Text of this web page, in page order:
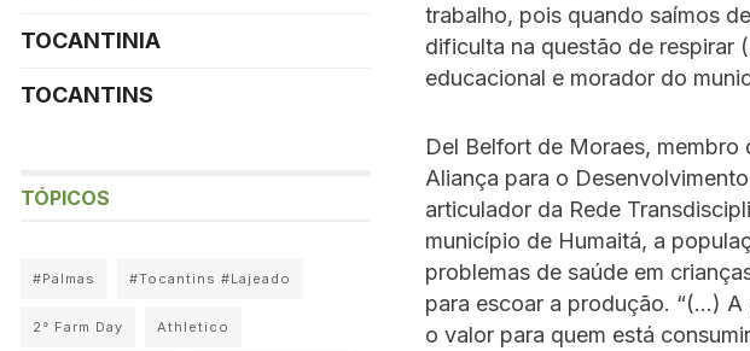
trabalho, pois quando saímos
dificulta na questão de respirar
educacional e morador do
Del Belfort de Moraes, membro
Aliança para o
articulador da Rede
município de Humaitá, a
problemas de saúde em
para escoar a produção. “(…)
o valor para quem está
TOCANTINIA
TOCANTINS
TÓPICOS
#Palmas #Tocantins #Lajeado
2° Farm Day Athletico